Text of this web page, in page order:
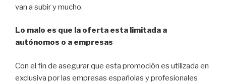
van a subir y mucho.
Lo malo es que la oferta esta limitada a
autónomos o a empresas
Con el fin de asegurar que esta promoción es utilizada en
exclusiva por las empresas españolas y profesionales